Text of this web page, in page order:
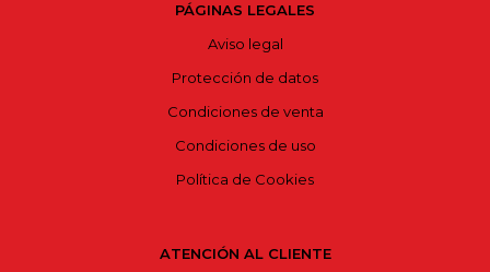
PÁGINAS LEGALES
Aviso legal
Protección de datos
Condiciones de venta
Condiciones de uso
Política de Cookies
ATENCIÓN AL CLIENTE